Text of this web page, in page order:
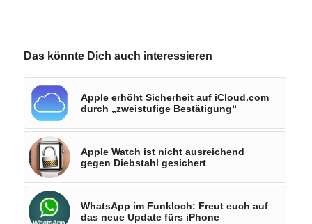
Das könnte Dich auch interessieren
Apple erhöht Sicherheit auf iCloud.com
durch „zweistufige Bestätigung“
Apple Watch ist nicht ausreichend
gegen Diebstahl gesichert
WhatsApp im Funkloch: Freut euch auf
das neue Update fürs iPhone